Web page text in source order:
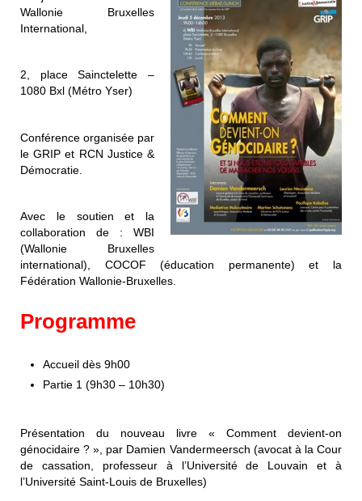
Wallonie Bruxelles
International,
2, place Sainctelette –
1080 Bxl (Métro Yser)
Conférence organisée par
le GRIP et RCN Justice &
Démocratie.
Avec le soutien et la
collaboration de : WBI
(Wallonie Bruxelles
international), COCOF (éducation permanente) et la
Fédération Wallonie-Bruxelles.
Programme
Accueil dès 9h00
Partie 1 (9h30 – 10h30)
Présentation du nouveau livre « Comment devient-on
génocidaire ? », par Damien Vandermeersch (avocat à la Cour
de cassation, professeur à l’Université de Louvain et à
l’Université Saint-Louis de Bruxelles)